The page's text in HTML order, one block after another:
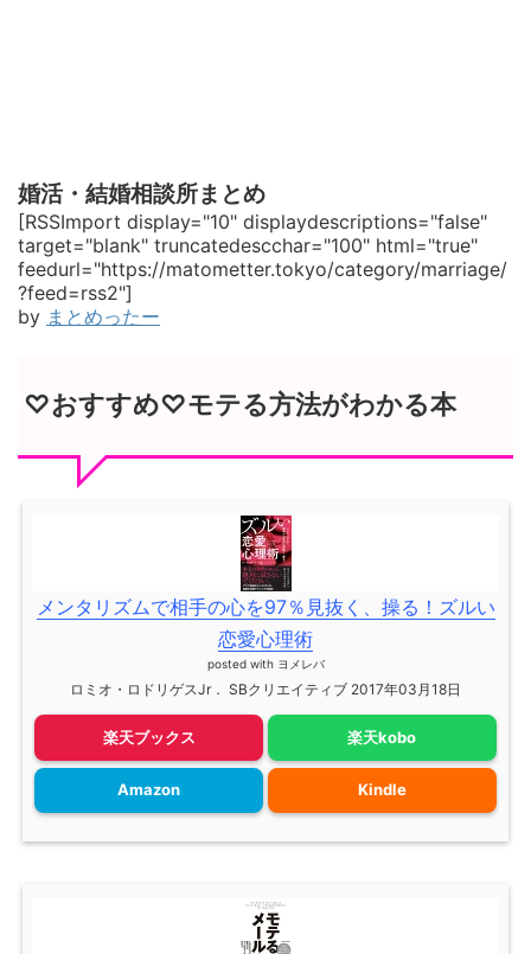
婚活・結婚相談所まとめ
[RSSImport display="10" displaydescriptions="false"
target="blank" truncatedescchar="100" html="true"
feedurl="https://matometter.tokyo/category/marriage/
?feed=rss2"]
by まとめったー
♡おすすめ♡モテる方法がわかる本
メンタリズムで相手の心を97％見抜く、操る！ズルい
恋愛心理術
posted with ヨメレバ
ロミオ・ロドリゲスJr． SBクリエイティブ 2017年03月18日
楽天ブックス 楽天kobo
Amazon Kindle